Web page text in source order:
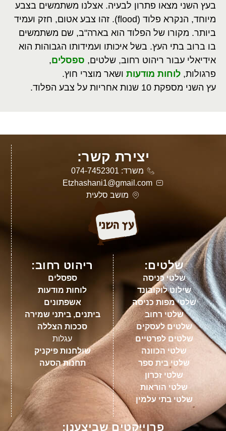
בעץ השני מצאו פתרון לבעיה. אצלנו משתמשים בצבע
מיוחד, הנקרא פלוד (flood). זהו צבע אטום, חזק ועמיד
ביותר. מקורו של הפלוד הוא בארה"ב, שם משתמשים
בו ברוב בתי העץ. בשל איכותו ועמידותו הגבוהות הוא
אידיאלי עבור ריהוט רחוב, שלטים, ספסלים,
פרגולות, לוחות מודעות ושאר מוצרי חוץ.
עץ השני מספקת 10 שנות אחריות על צבע הפלוד.
יצירת קשר:
משרד: 074-7452301
Etzhashani1@gmail.com
מושב סלעית
שלטים:
שלטי כניסה
שילוט לוקובונד
שלטי מפות כניסה
שלטי רחוב
שלטים לעסקים
שלטים לפרטיים
שלטי הכוונה
שלטי בית ספר
שלטי זכרון
שלטי הוראות
שלטי בתי עלמין
ריהוט רחוב:
ספסלים
לוחות מודעות
אשפתונים
ביתנים, ביתני שמירה
סככות הצללה
עגלות
שולחנות פיקניק
תחנות הסעה
פרוייקטים שביצענו: